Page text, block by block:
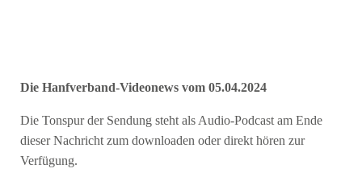
Die Hanfverband-Videonews vom 05.04.2024
Die Tonspur der Sendung steht als Audio-Podcast am Ende
dieser Nachricht zum downloaden oder direkt hören zur
Verfügung.